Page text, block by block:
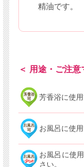
精油です。
＜ 用途・ご注意
芳香浴に使用
お風呂に使用
お風呂に使
さい。